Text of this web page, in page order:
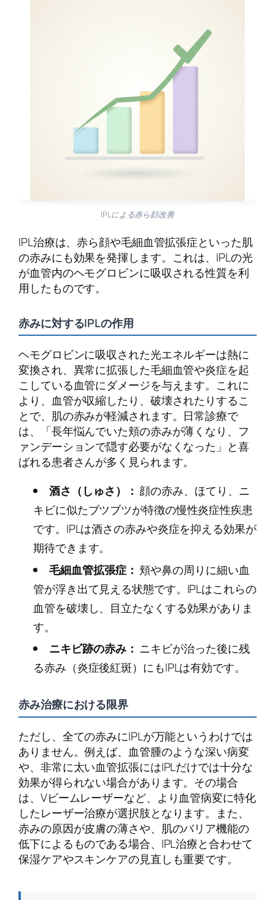
IPLによる赤ら顔改善
IPL治療は、赤ら顔や毛細血管拡張症といった肌
の赤みにも効果を発揮します。これは、IPLの光
が血管内のヘモグロビンに吸収される性質を利
用したものです。
赤みに対するIPLの作用
ヘモグロビンに吸収された光エネルギーは熱に
変換され、異常に拡張した毛細血管や炎症を起
こしている血管にダメージを与えます。これに
より、血管が収縮したり、破壊されたりするこ
とで、肌の赤みが軽減されます。日常診療で
は、「長年悩んでいた頬の赤みが薄くなり、フ
ァンデーションで隠す必要がなくなった」と喜
ばれる患者さんが多く見られます。
酒さ（しゅさ）： 顔の赤み、ほてり、ニ
キビに似たブツブツが特徴の慢性炎症性疾患
です。IPLは酒さの赤みや炎症を抑える効果が
期待できます。
毛細血管拡張症： 頬や鼻の周りに細い血
管が浮き出て見える状態です。IPLはこれらの
血管を破壊し、目立たなくする効果がありま
す。
ニキビ跡の赤み： ニキビが治った後に残
る赤み（炎症後紅斑）にもIPLは有効です。
赤み治療における限界
ただし、全ての赤みにIPLが万能というわけでは
ありません。例えば、血管腫のような深い病変
や、非常に太い血管拡張にはIPLだけでは十分な
効果が得られない場合があります。その場合
は、Vビームレーザーなど、より血管病変に特化
したレーザー治療が選択肢となります。また、
赤みの原因が皮膚の薄さや、肌のバリア機能の
低下によるものである場合、IPL治療と合わせて
保湿ケアやスキンケアの見直しも重要です。